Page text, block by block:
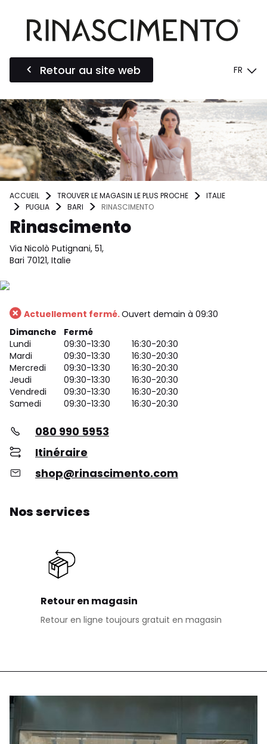
Retour au site web FR
ACCUEIL TROUVER LE MAGASIN LE PLUS PROCHE
ITALIE
PUGLIA
BARI RINASCIMENTO
Rinascimento
Via Nicolò Putignani, 51,
Bari 70121, Italie
Actuellement fermé.Ouvert demain à 09:30
Dimanche
Fermé
Lundi
09:30-13:30
16:30-20:30
Mardi
09:30-13:30
16:30-20:30
Mercredi
09:30-13:30
16:30-20:30
Jeudi
09:30-13:30
16:30-20:30
Vendredi
09:30-13:30
16:30-20:30
Samedi
09:30-13:30 16:30-20:30
080 990 5953
Itinéraire
shop@rinascimento.com
Nos services
Retour en magasin
Retour en ligne toujours gratuit en magasin